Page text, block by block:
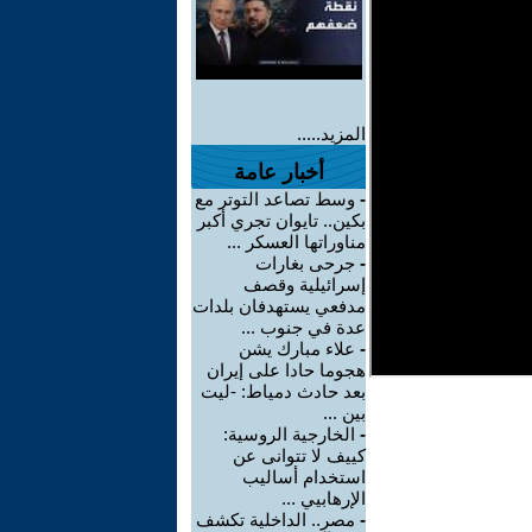
المزيد.....
أخبار عامة
- وسط تصاعد التوتر مع
بكين.. تايوان تجري أكبر
مناوراتها العسكر ...
- جرحى بغارات
إسرائيلية وقصف
مدفعي يستهدفان بلدات
عدة في جنوب ...
- علاء مبارك يشن
هجوما حادا على إيران
بعد حادث دمياط: -ليت
بين ...
- الخارجية الروسية:
كييف لا تتوانى عن
استخدام أساليب
الإرهابيي ...
- مصر.. الداخلية تكشف